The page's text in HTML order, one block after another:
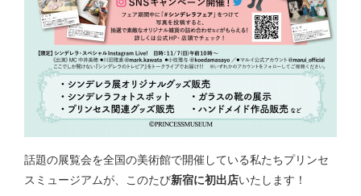
話題の展覧会を全国の美術館で開催している私たちプリンセ
スミュージアムが、このたび新宿に初出店いたします！